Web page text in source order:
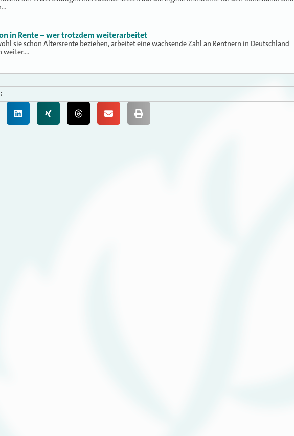
in Rente – wer trotzdem weiterarbeitet
sie schon Altersrente beziehen, arbeitet eine wachsende Zahl an Rentnern in Deutschland
weiter.…